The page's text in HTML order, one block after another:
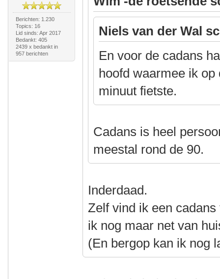
Berichten: 1.230
Topics: 16
Lid sinds: Apr 2017
Bedankt: 405
2439 x bedankt in
957 berichten
Niels van der Wal
En voor de cadans
hoofd waarmee ik
minuut fietste.
Cadans is heel
meestal rond de 90.
Inderdaad.
Zelf vind ik een
ik nog maar net van
(En bergop kan ik nog